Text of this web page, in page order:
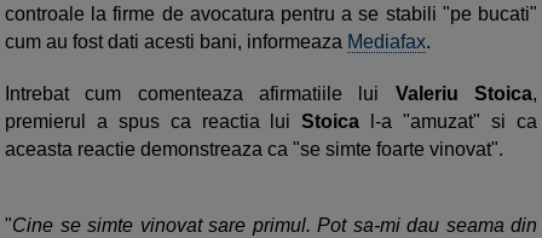
controale la firme de avocatura pentru a se stabili "pe bucati"
cum au fost dati acesti bani, informeaza Mediafax.
Intrebat cum comenteaza afirmatiile lui Valeriu Stoica,
premierul a spus ca reactia luiStoica l-a "amuzat" si ca
aceasta reactie demonstreaza ca "se simte foarte vinovat".
"Cine se simte vinovat sare primul. Pot sa-mi dau seama din